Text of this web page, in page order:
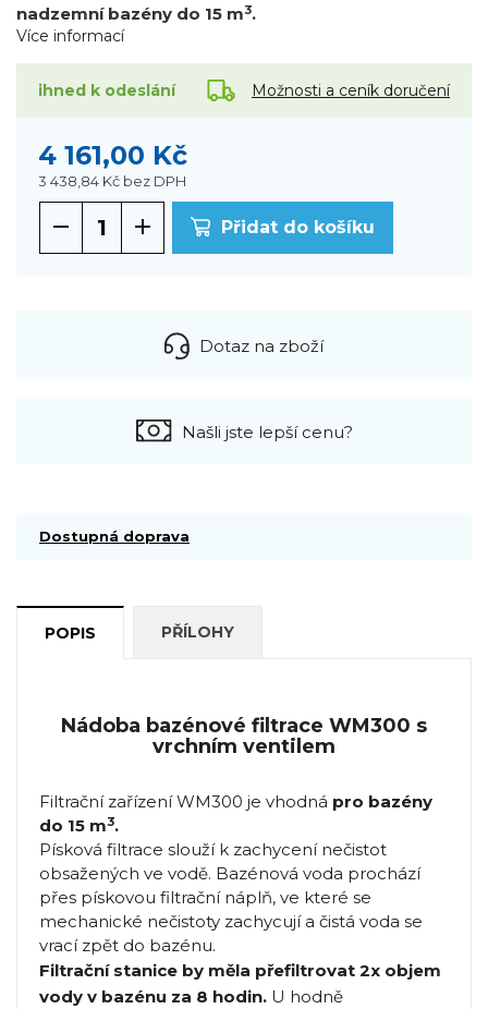
nadzemní bazény do 15 m3.
Více informací
ihned k odeslání Možnosti a ceník doručení
4 161,00 Kč
3 438,84 Kč bez DPH
Přidat do košíku
Dotaz na zboží
Našli jste lepší cenu?
Dostupná doprava
POPIS PŘÍLOHY
Nádoba bazénové filtrace WM300 s
vrchním ventilem
Filtrační zařízení WM300 je vhodná pro bazény
do 15 m3.
Písková filtrace slouží k zachycení nečistot
obsažených ve vodě. Bazénová voda prochází
přes pískovou filtrační náplň, ve které se
mechanické nečistoty zachycují a čistá voda se
vrací zpět do bazénu.
Filtrační stanice by měla přefiltrovat 2x objem
vody v bazénu za 8 hodin. U hodně